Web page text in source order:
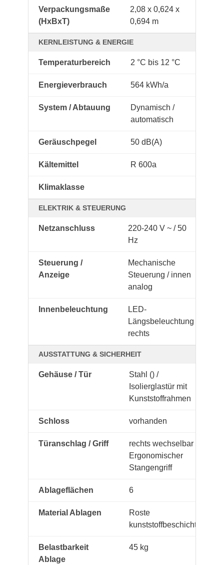
Verpackungsmaße
(HxBxT)
2,08 x 0,624 x
0,694 m
KERNLEISTUNG & ENERGIE
Temperaturbereich 2 °C bis 12 °C
Energieverbrauch 564 kWh/a
System / Abtauung
Dynamisch /
automatisch
Geräuschpegel 50 dB(A)
Kältemittel R 600a
Klimaklasse
ELEKTRIK & STEUERUNG
Netzanschluss
220-240 V ~ / 50
Hz
Steuerung /
Anzeige
Mechanische
Steuerung / innen
analog
Innenbeleuchtung
LED-
Längsbeleuchtung
rechts
AUSSTATTUNG & SICHERHEIT
Gehäuse / Tür
Stahl () /
Isolierglastür mit
Kunststoffrahmen
Schloss vorhanden
Türanschlag / Griff
rechts wechselbar /
Ergonomischer
Stangengriff
Ablageflächen 6
Material Ablagen
Roste
kunststoffbeschichtet
Belastbarkeit
Ablage
45 kg